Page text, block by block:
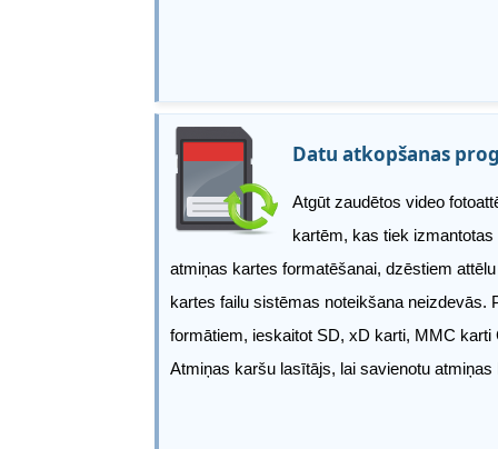
Datu atkopšanas
Atgūt zaudētos video
kartēm, kas tiek
atmiņas kartes formatēšanai, dzēstiem
kartes failu sistēmas noteikšana neizdevās.
formātiem, ieskaitot SD, xD karti, MMC
Atmiņas karšu lasītājs, lai savienotu